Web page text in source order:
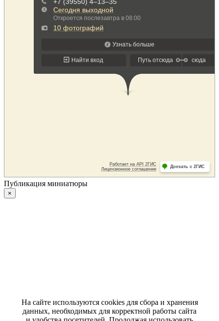
Публикация миниатюры
×
На сайте используются cookies для сбора и хранения
данных, необходимых для корректной работы сайта